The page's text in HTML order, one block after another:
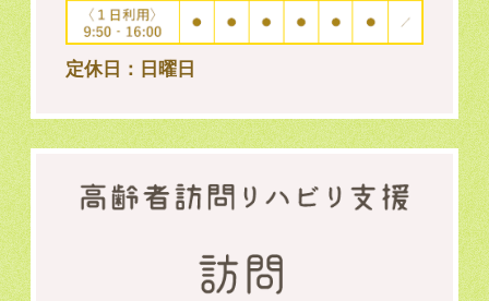
定休日：日曜日